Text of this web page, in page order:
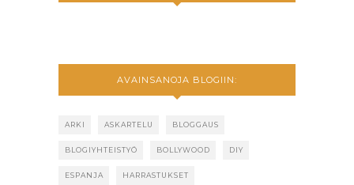
AVAINSANOJA BLOGIIN:
ARKI ASKARTELU BLOGGAUS
BLOGIYHTEISTYÖ BOLLYWOOD DIY
ESPANJA HARRASTUKSET